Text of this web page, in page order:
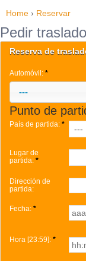
Home › Reservar
Pedir traslado
Reserva de
Automóvil: *
---
Punto de
País de partida: *
Lugar de
partida: *
Dirección de
partida:
Fecha: *
Hora [23:59]: *